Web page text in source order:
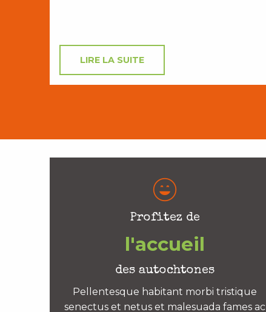
LIRE LA SUITE
Profitez de
l'accueil
des autochtones
Pellentesque habitant morbi tristique
senectus et netus et malesuada fames ac